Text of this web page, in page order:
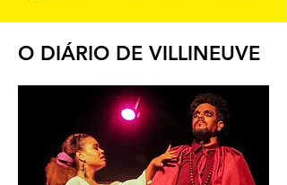
O DIÁRIO DE VILLINEUVE